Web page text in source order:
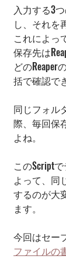
入力する3
し、それを
これによっ
保存先は
どのReaper
括で確認で
同じフォル
際、毎回保
よね。
このScript
よって、同
するのが大
ます。
今回はセー
ファイルの